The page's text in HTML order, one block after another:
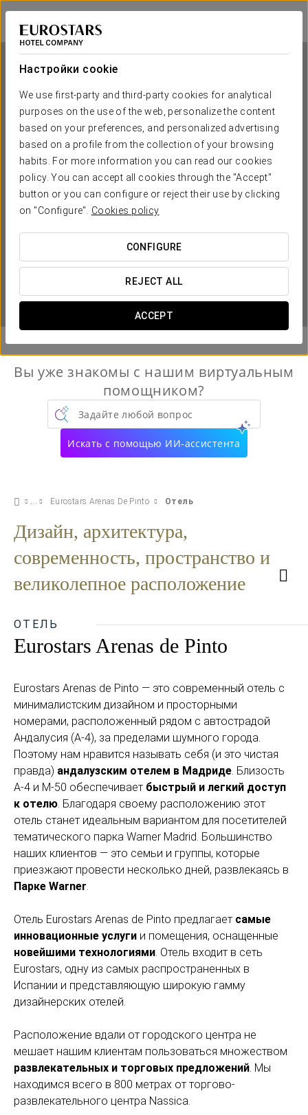
Настройки cookie
We use first-party and third-party cookies for analytical
purposes on the use of the web, personalize the content
based on your preferences, and personalized advertising
based on a profile from the collection of your browsing
habits. For more information you can read our cookies
policy. You can accept all cookies through the "Accept"
button or you can configure or reject their use by clicking
on "Configure". Cookies policy
CONFIGURE
REJECT ALL
ACCEPT
Eurostars Arenas de Pinto
МАДРИД - ПИНТО
Eurostars Arenas de Pinto
МАДРИД - ПИНТО
 
Вы уже знакомы с нашим виртуальным
помощником?
Задайте любой вопрос
Искать с помощью ИИ-ассистента
Eurostars Arenas De Pinto Отель
Дизайн, архитектура,
современность, пространство и
великолепное расположение
ОТЕЛЬ
Eurostars Arenas de Pinto
Eurostars Arenas de Pinto — это современный отель с
минималистским дизайном и просторными
номерами, расположенный рядом с автострадой
Андалусия (А-4), за пределами шумного города.
Поэтому нам нравится называть себя (и это чистая
правда) андалузским отелем в Мадриде. Близость
А-4 и М-50 обеспечивает быстрый и легкий доступ
к отелю. Благодаря своему расположению этот
отель станет идеальным вариантом для посетителей
тематического парка Warner Madrid. Большинство
наших клиентов — это семьи и группы, которые
приезжают провести несколько дней, развлекаясь в
Парке Warner.
Отель Eurostars Arenas de Pinto предлагает самые
инновационные услуги и помещения, оснащенные
новейшими технологиями. Отель входит в сеть
Eurostars, одну из самых распространенных в
Испании и представляющую широкую гамму
дизайнерских отелей.
Расположение вдали от городского центра не
мешает нашим клиентам пользоваться множеством
развлекательных и торговых предложений. Мы
находимся всего в 800 метрах от торгово-
развлекательного центра Nassica.